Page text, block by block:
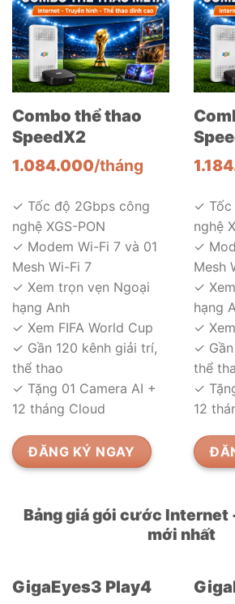
Combo thể thao
SpeedX2
1.084.000/tháng
✓ Tốc độ 2Gbps công
nghệ XGS-PON
✓ Modem Wi-Fi 7 và 01
Mesh Wi-Fi 7
✓ Xem trọn vẹn Ngoại
hạng Anh
✓ Xem FIFA World Cup
✓ Gần 120 kênh giải trí,
thể thao
✓ Tặng 01 Camera AI +
12 tháng Cloud
ĐĂNG KÝ NGAY
✓ Tốc
nghệ
✓
Mesh
✓
hạng
✓
✓
thể
✓
12
Bảng giá gói cước Internet
mới nhất
GigaEyes3 Play4